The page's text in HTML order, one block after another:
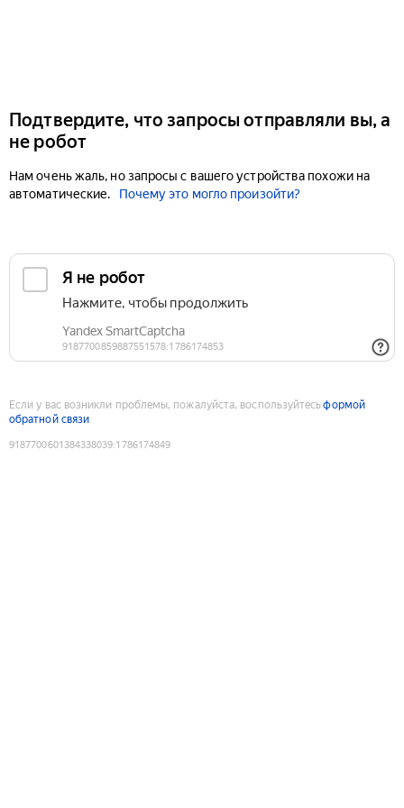
Подтвердите, что запросы отправляли вы, а
не робот
Нам очень жаль, но запросы с вашего устройства похожи на
автоматические.
Почему это могло произойти?
Если у вас возникли проблемы, пожалуйста, воспользуйтесьформой
обратной связи
9187700601384338039:1786174849